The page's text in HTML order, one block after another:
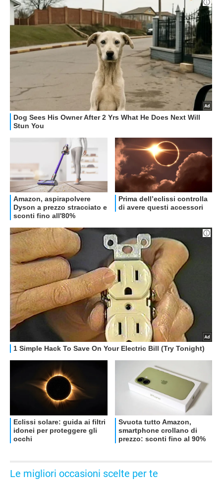
Le migliori occasioni scelte per te